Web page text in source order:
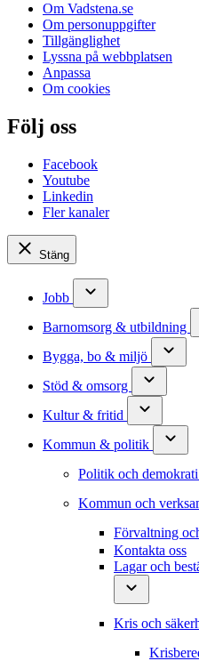
Om Vadstena.se
Om personuppgifter
Tillgänglighet
Lyssna på webbplatsen
Anpassa
Om cookies
Följ oss
Facebook
Youtube
Linkedin
Fler kanaler
Stäng
Jobb
Barnomsorg & utbildning
Bygga, bo & miljö
Stöd & omsorg
Kultur & fritid
Kommun & politik
Politik och demokrati
Kommun och
Förvaltning
Kontakta oss
Lagar och
Kris och